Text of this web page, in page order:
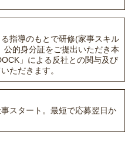
指導のもとで研修(家事スキル
公的身分証をご提出いただき本
」による反社との関与及び
ただきます。
スタート。最短で応募翌日か